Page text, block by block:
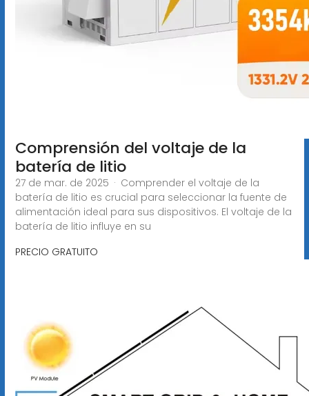
Comprensión del voltaje de la
batería de litio
27 de mar. de 2025 · Comprender el voltaje de la
batería de litio es crucial para seleccionar la fuente de
alimentación ideal para sus dispositivos. El voltaje de la
batería de litio influye en su
PRECIO GRATUITO